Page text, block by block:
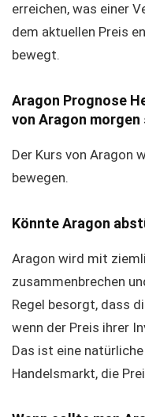
erreichen, was einer
dem aktuellen Preis
bewegt.
Aragon Prognose
von Aragon morgen
Der Kurs von Aragon
bewegen.
Könnte Aragon
Aragon wird mit
zusammenbrechen
Regel besorgt, dass
wenn der Preis ihrer
Das ist eine
Handelsmarkt, die